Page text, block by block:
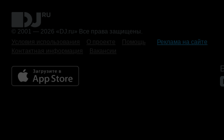
© 2001 — 2026 «DJ.ru» Все права защищены.
Условия использования
О проекте Помощь
Реклама на сайте
Контактная информация
Вакансии